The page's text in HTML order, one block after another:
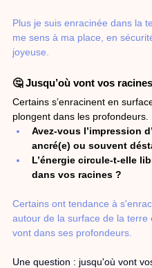
Plus je suis enracinée dans la
me sens à ma place, en
joyeuse.
🤔 Jusqu’où vont vos
Certains s’enracinent en
plongent dans les profondeurs.
Avez-vous l’impression
ancré(e) ou souvent
L’énergie circule-t-elle
dans vos racines ?
Certains ont tendance à
autour de la surface de la terre
vont dans ses profondeurs.
Une question : jusqu'où vont